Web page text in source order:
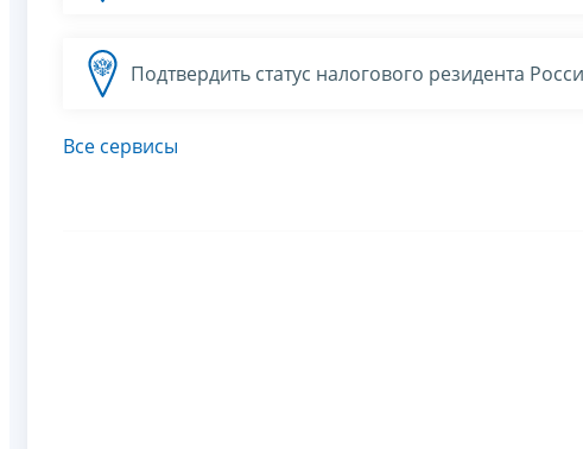
Подтвердить статус налогового резидента
Все сервисы